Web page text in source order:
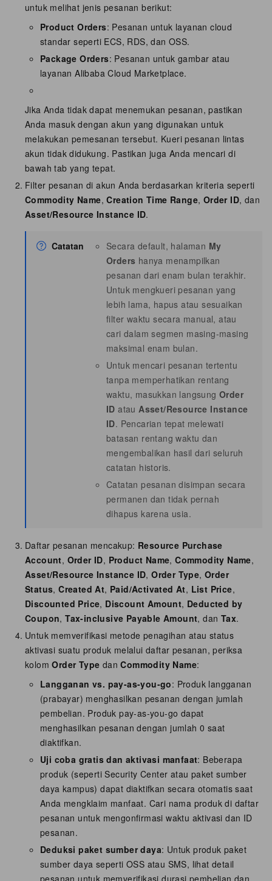
untuk melihat jenis pesanan berikut:
Product Orders: Pesanan untuk layanan cloud
standar seperti ECS, RDS, dan OSS.
Package Orders: Pesanan untuk gambar atau
layanan Alibaba Cloud Marketplace.
Jika Anda tidak dapat menemukan pesanan, pastikan
Anda masuk dengan akun yang digunakan untuk
melakukan pemesanan tersebut. Kueri pesanan lintas
akun tidak didukung. Pastikan juga Anda mencari di
bawah tab yang tepat.
Filter pesanan di akun Anda berdasarkan kriteria seperti
Commodity Name,Creation Time Range, Order ID, dan
Asset/Resource Instance ID.
Catatan Secara default, halaman My
Orders hanya menampilkan
pesanan dari enam bulan terakhir.
Untuk mengkueri pesanan yang
lebih lama, hapus atau sesuaikan
filter waktu secara manual, atau
cari dalam segmen masing-masing
maksimal enam bulan.
Untuk mencari pesanan tertentu
tanpa memperhatikan rentang
waktu, masukkan langsung Order
ID atauAsset/Resource Instance
ID. Pencarian tepat melewati
batasan rentang waktu dan
mengembalikan hasil dari seluruh
catatan historis.
Catatan pesanan disimpan secara
permanen dan tidak pernah
dihapus karena usia.
Daftar pesanan mencakup: Resource Purchase
Account, Order ID, Product Name,Commodity Name,
Asset/Resource Instance ID,Order Type,Order
Status,Created At, Paid/Activated At, List Price,
Discounted Price, Discount Amount, Deducted by
Coupon,Tax-inclusive Payable Amount, dan Tax.
Untuk memverifikasi metode penagihan atau status
aktivasi suatu produk melalui daftar pesanan, periksa
kolomOrder Type danCommodity Name:
Langganan vs. pay-as-you-go: Produk langganan
(prabayar) menghasilkan pesanan dengan jumlah
pembelian. Produk pay-as-you-go dapat
menghasilkan pesanan dengan jumlah 0 saat
diaktifkan.
Uji coba gratis dan aktivasi manfaat: Beberapa
produk (seperti Security Center atau paket sumber
daya kampus) dapat diaktifkan secara otomatis saat
Anda mengklaim manfaat. Cari nama produk di daftar
pesanan untuk mengonfirmasi waktu aktivasi dan ID
pesanan.
Deduksi paket sumber daya: Untuk produk paket
sumber daya seperti OSS atau SMS, lihat detail